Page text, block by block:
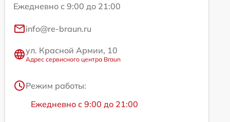
Ежедневно с 9:00 до 21:00
info@re-braun.ru
ул. Красной Армии, 10
Адрес сервисного центра Braun
Режим работы:
Ежедневно с 9:00 до 21:00